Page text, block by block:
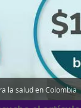
la salud en Colombia